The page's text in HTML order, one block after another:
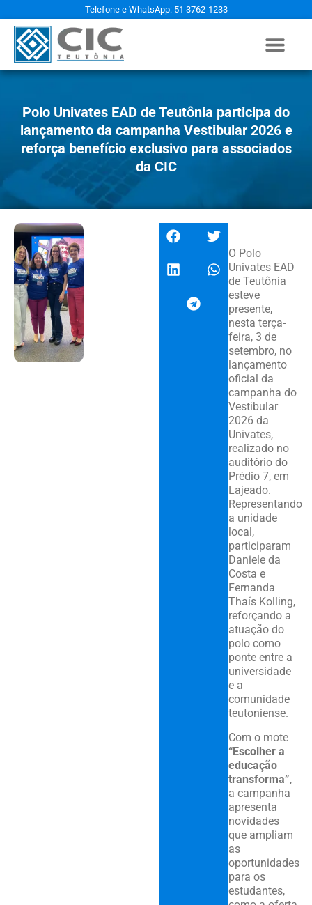
Telefone e WhatsApp: 51 3762-1233
Polo Univates EAD de Teutônia participa do
lançamento da campanha Vestibular 2026 e
reforça benefício exclusivo para associados
da CIC
O Polo
Univates EAD
de Teutônia
esteve
presente,
nesta terça-
feira, 3 de
setembro, no
lançamento
oficial da
campanha do
Vestibular
2026 da
Univates,
realizado no
auditório do
Prédio 7, em
Lajeado.
Representando
a unidade
local,
participaram
Daniele da
Costa e
Fernanda
Thaís Kolling,
reforçando a
atuação do
polo como
ponte entre a
universidade
e a
comunidade
teutoniense.
Com o mote
“Escolher a
educação
transforma”,
a campanha
apresenta
novidades
que ampliam
as
oportunidades
para os
estudantes,